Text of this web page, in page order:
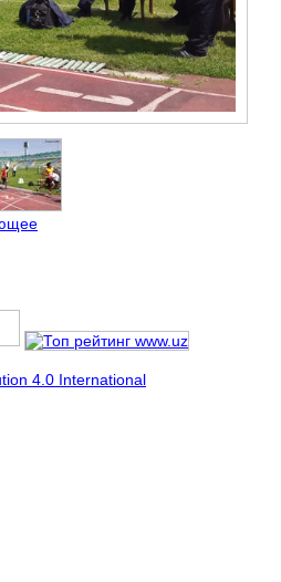
4.0 International